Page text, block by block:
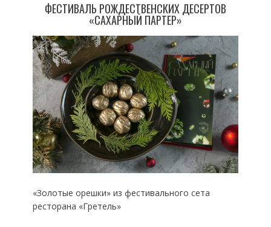
ФЕСТИВАЛЬ РОЖДЕСТВЕНСКИХ ДЕСЕРТОВ
«САХАРНЫЙ ПАРТЕР»
«Золотые орешки» из фестивального сета
ресторана «Гретель»